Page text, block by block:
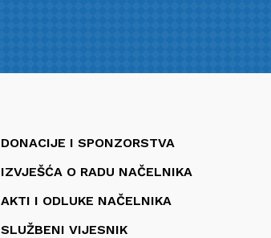
DONACIJE I SPONZORSTVA
IZVJEŠĆA O RADU NAČELNIKA
AKTI I ODLUKE NAČELNIKA
SLUŽBENI VIJESNIK